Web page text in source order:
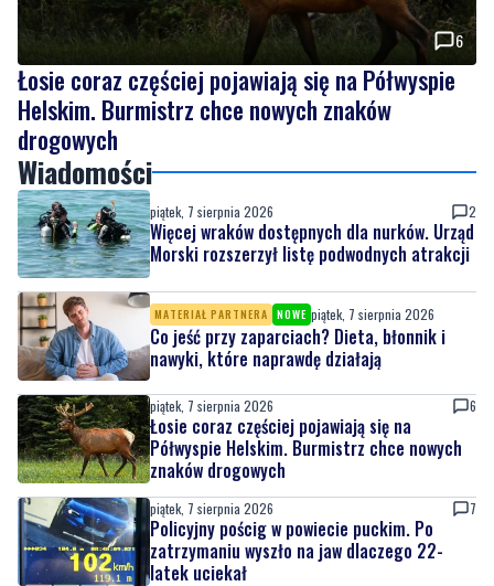
Łosie coraz częściej pojawiają się na Półwyspie
Helskim. Burmistrz chce nowych znaków
drogowych
Wiadomości
piątek, 7 sierpnia 2026 2
Więcej wraków dostępnych dla nurków. Urząd
Morski rozszerzył listę podwodnych atrakcji
MATERIAŁ PARTNERA NOWE piątek, 7 sierpnia 2026
Co jeść przy zaparciach? Dieta, błonnik i
nawyki, które naprawdę działają
piątek, 7 sierpnia 2026
Łosie coraz częściej pojawiają się na
Półwyspie Helskim. Burmistrz chce nowych
znaków drogowych